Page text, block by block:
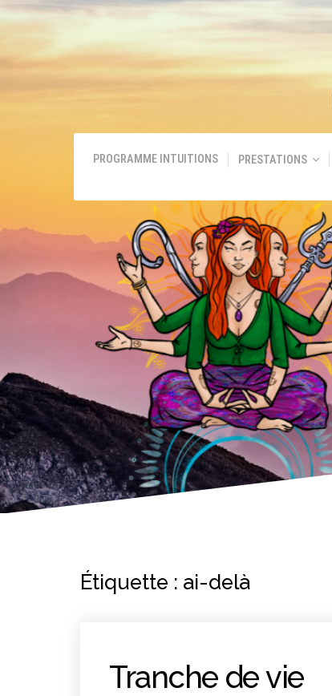
PROGRAMME INTUITIONS PRESTATIONS
Étiquette : ai-delà
Tranche de vie